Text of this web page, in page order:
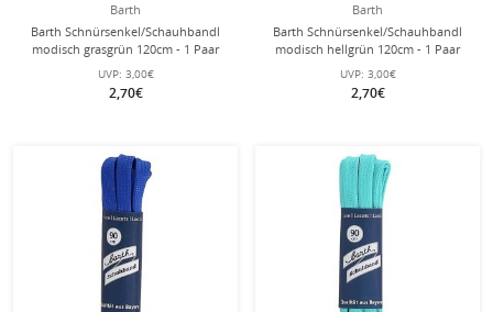
Barth
Barth Schnürsenkel/Schauhbandl
modisch grasgrün 120cm - 1 Paar
UVP: 3,00€
2,70€
Barth
Barth Schnürsenkel/Schauhbandl
modisch hellgrün 120cm - 1 Paar
UVP: 3,00€
2,70€